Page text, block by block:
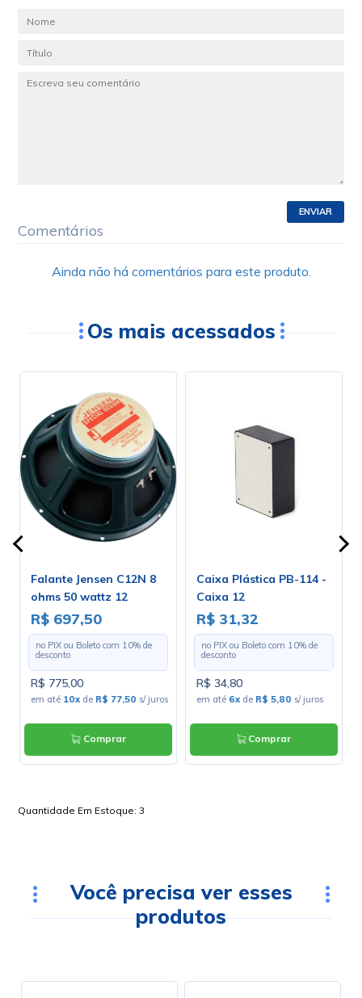
ENVIAR
Comentários
Ainda não há comentários para este produto.
Os mais acessados
Falante Jensen C12N 8
ohms 50 wattz 12
polegadas - ZJ06141
R$ 697,50
no PIX ou Boleto com 10% de
desconto
R$ 775,00
em até 10xde R$ 77,50 s/ juros
Comprar
Caixa Plástica PB-114 -
Caixa 12
R$ 31,32
no PIX ou Boleto com 10% de
desconto
R$ 34,80
em até 6xde R$ 5,80 s/ juros
Comprar
Quantidade Em Estoque:3
Você precisa ver esses
produtos